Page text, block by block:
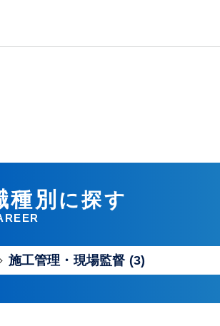
種別 に探す
施工管理・現場監督 (3)